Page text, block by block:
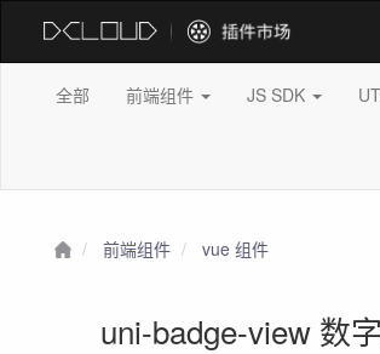
全部 前端组件 JS SDK
前端组件 vue 组件
uni-badge-view 数